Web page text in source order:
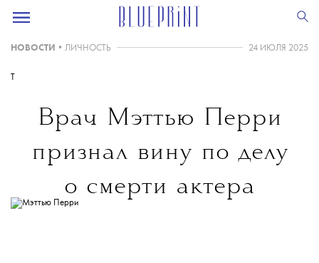
НОВОСТИ • ЛИЧНОСТЬ 24 ИЮЛЯ 2025
T
Врач Мэттью Перри
признал вину по делу
о смерти актера